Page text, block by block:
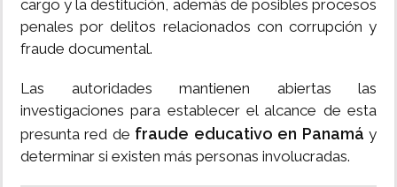
cargo y la destitución, además de posibles procesos
penales por delitos relacionados con corrupción y
fraude documental.
Las autoridades mantienen abiertas las
investigaciones para establecer el alcance de esta
presunta red de fraude educativo en Panamá y
determinar si existen más personas involucradas.